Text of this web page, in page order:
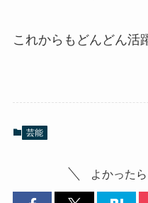
これからもどんどん活
芸能
よかった